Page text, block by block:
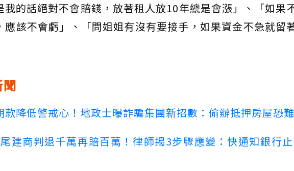
我的話絕對不會賠錢，放著租人放10年總是會漲」、「如果
應該不會虧」、「問姐姐有沒有要接手，如果資金不急就留
款降低警戒心！地政士曝詐騙集團新招數：偷辦抵押房屋恐
建商判退千萬再賠百萬！律師揭3步驟應變：快通知銀行